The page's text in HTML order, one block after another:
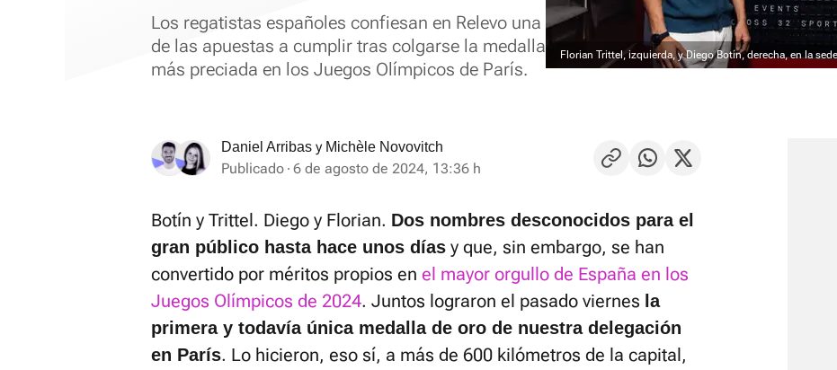
Los regatistas españoles confiesan en Relevo una
de las apuestas a cumplir tras colgarse la medalla
más preciada en los Juegos Olímpicos de París.
Florian Trittel, izquierda, y Diego Botín, derecha, en la
Daniel Arribas y Michèle Novovitch
Publicado 6 de agosto de 2024, 13:36 h
Botín y Trittel. Diego y Florian. Dos nombres desconocidos para el
gran público hasta hace unos días y que, sin embargo, se han
convertido por méritos propios en el mayor orgullo de España en los
Juegos Olímpicos de 2024. Juntos lograron el pasado viernes la
primera y todavía única medalla de oro de nuestra delegación
en París. Lo hicieron, eso sí, a más de 600 kilómetros de la capital,